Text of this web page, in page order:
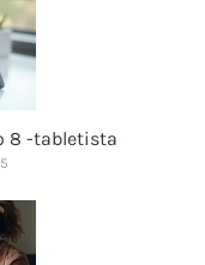
8 -tabletista